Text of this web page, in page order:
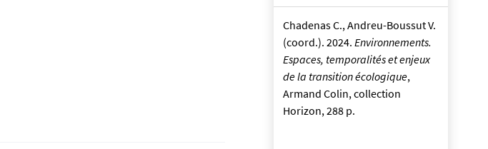
Chadenas C., Andreu-Boussut V.
(coord.). 2024. Environnements.
Espaces, temporalités et enjeux
de la transition écologique,
Armand Colin, collection
Horizon, 288 p.